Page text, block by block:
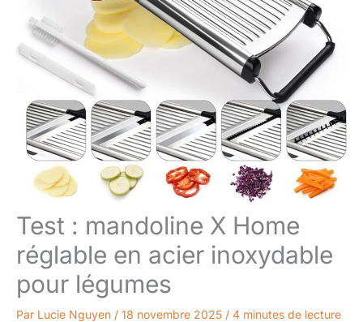
Test : mandoline X Home
réglable en acier inoxydable
pour légumes
Par Lucie Nguyen / 18 novembre 2025 / 4 minutes de lecture